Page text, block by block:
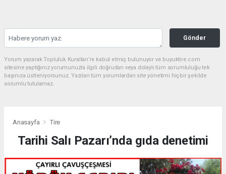
Gönder
Yorum yazarak Topluluk Kuralları’nı kabul etmiş bulunuyor ve buyuktire.com
sitesine yaptığınız yorumunuzla ilgili doğrudan veya dolaylı tüm sorumluluğu tek
başınıza üstleniyorsunuz. Yazılan tüm yorumlardan site yönetimi hiçbir şekilde
sorumlu tutulamaz.
Anasayfa Tire
Tarihi Salı Pazarı’nda gıda denetimi